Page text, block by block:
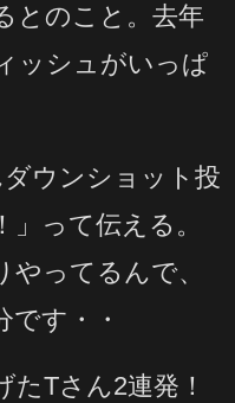
とのこと。去年
ッシュがいっぱ
ウンショット投
って伝える。
ってるんで、
す・・
Tさん2連発！